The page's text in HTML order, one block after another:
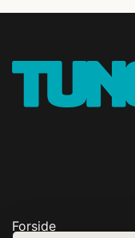
Forside